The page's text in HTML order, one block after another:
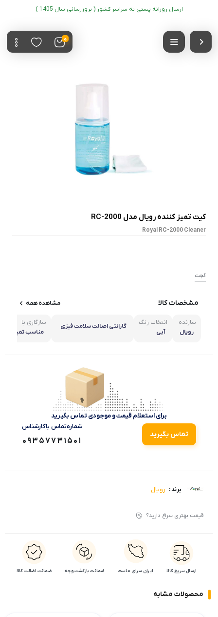
ارسال روزانه پستی به سراسر کشور ( بروزرسانی سال 1405 )
0
کیت تمیز کننده رویال مدل RC-2000
Royal RC-2000 Cleaner
گجت
مشخصات کالا مشاهده همه
سازنده
رویال
انتخاب رنگ
آبی
گارانتی اصالت سلامت فیزی
سازگاری با
مناسب تمیزکردن
برای استعلام قیمت و موجودی تماس بگیرید
تماس بگیرید
شماره‌تماس‌ با‌کارشناس
09357731501
برند : رویال
قیمت بهتری سراغ دارید؟
ارسال سریع کالا ایران سرای ماست ضمانت بازگشت وجه ضمانت اضالت کالا
محصولات مشابه